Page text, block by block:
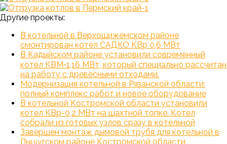
Другие проекты:
В котельной в Верхошижемском районе
смонтирован котел САДКО КВр 0,6 МВт
В Кадыйском районе установили современный
котёл КВМ‑1,16 МВт, который специально рассчитан
на работу с древесными отходами.
Модернизация котельной в Рязанской области:
полный комплекс работ и новое оборудование
В котельной Костромской области установили
котел КВр-0,2 МВт на шахтной топке. Котел
собрали из готовых узлов сразу в котельной
Завершен монтаж дымовой трубя для котельной в
Пыщугском районе Костромской области